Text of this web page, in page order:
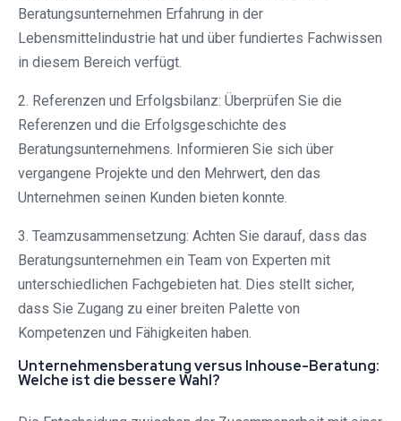
Beratungsunternehmen Erfahrung in der
Lebensmittelindustrie hat und über fundiertes Fachwissen
in diesem Bereich verfügt.
2. Referenzen und Erfolgsbilanz: Überprüfen Sie die
Referenzen und die Erfolgsgeschichte des
Beratungsunternehmens. Informieren Sie sich über
vergangene Projekte und den Mehrwert, den das
Unternehmen seinen Kunden bieten konnte.
3. Teamzusammensetzung: Achten Sie darauf, dass das
Beratungsunternehmen ein Team von Experten mit
unterschiedlichen Fachgebieten hat. Dies stellt sicher,
dass Sie Zugang zu einer breiten Palette von
Kompetenzen und Fähigkeiten haben.
Unternehmensberatung versus Inhouse-Beratung:
Welche ist die bessere Wahl?